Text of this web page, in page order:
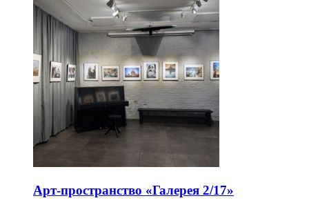
Арт-пространство «Галерея 2/17»